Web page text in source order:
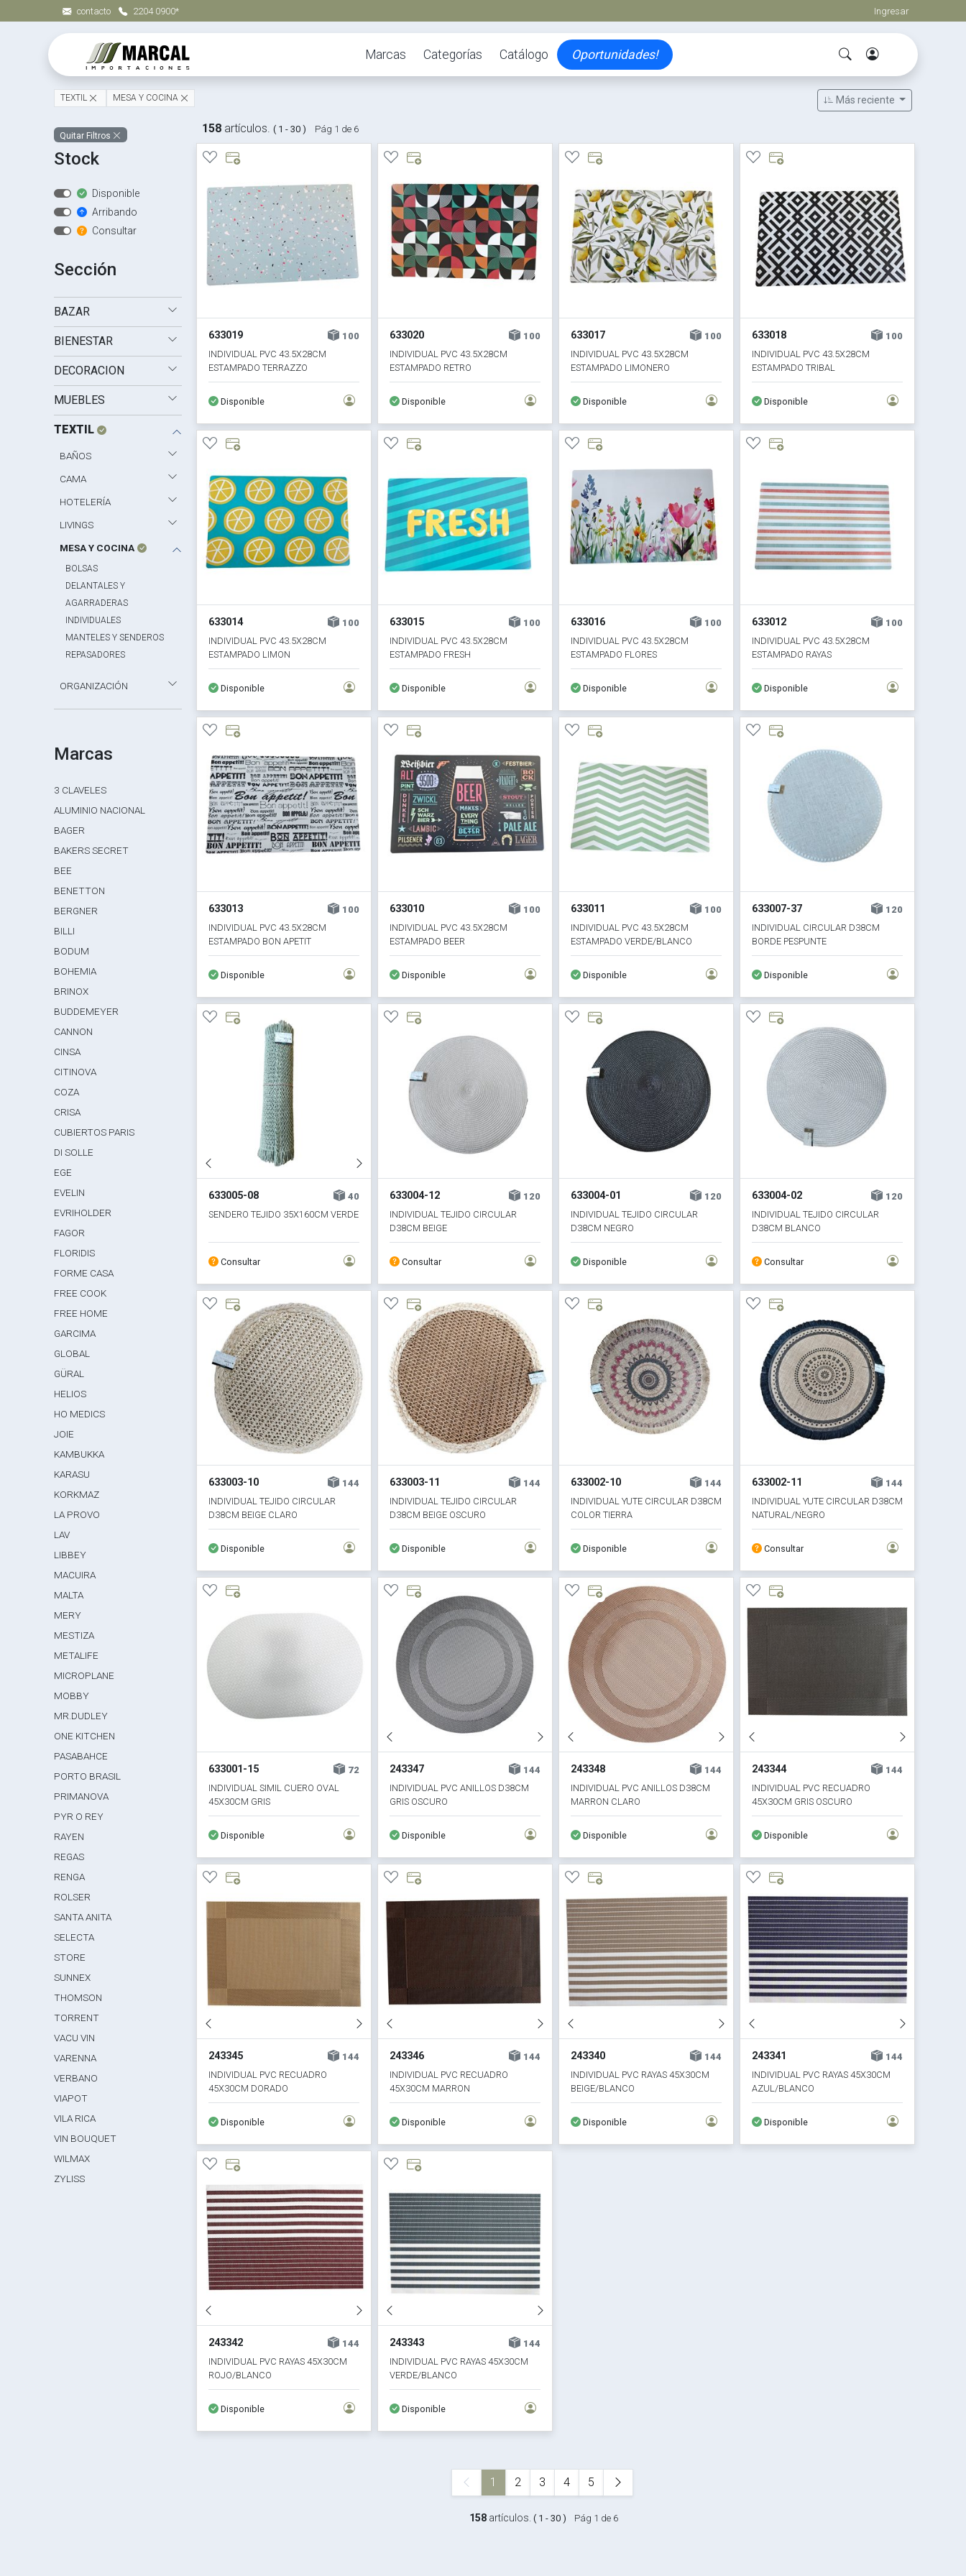
contacto 2204 0900* Ingresar
Marcas Categorías Catálogo Oportunidades!
Más reciente
TEXTIL MESA Y COCINA
Quitar Filtros
Stock
Disponible
Arribando
Consultar
Sección
BAZAR
BIENESTAR
DECORACION
MUEBLES
TEXTIL
BAÑOS
CAMA
HOTELERÍA
LIVINGS
MESA Y COCINA
BOLSAS
DELANTALES Y
AGARRADERAS
INDIVIDUALES
MANTELES Y SENDEROS
REPASADORES
ORGANIZACIÓN
Marcas
3 CLAVELES
ALUMINIO NACIONAL
BAGER
BAKERS SECRET
BEE
BENETTON
BERGNER
BILLI
BODUM
BOHEMIA
BRINOX
BUDDEMEYER
CANNON
CINSA
CITINOVA
COZA
CRISA
CUBIERTOS PARIS
DI SOLLE
EGE
EVELIN
EVRIHOLDER
FAGOR
FLORIDIS
FORME CASA
FREE COOK
FREE HOME
GARCIMA
GLOBAL
GÜRAL
HELIOS
HO MEDICS
JOIE
KAMBUKKA
KARASU
KORKMAZ
LA PROVO
LAV
LIBBEY
MACUIRA
MALTA
MERY
MESTIZA
METALIFE
MICROPLANE
MOBBY
MR.DUDLEY
ONE KITCHEN
PASABAHCE
PORTO BRASIL
PRIMANOVA
PYR O REY
RAYEN
REGAS
RENGA
ROLSER
SANTA ANITA
SELECTA
STORE
SUNNEX
THOMSON
TORRENT
VACU VIN
VARENNA
VERBANO
VIAPOT
VILA RICA
VIN BOUQUET
WILMAX
ZYLISS
633019
100
INDIVIDUAL PVC 43.5X28CM
ESTAMPADO TERRAZZO
Disponible
633020
100
INDIVIDUAL PVC 43.5X28CM
ESTAMPADO RETRO
Disponible
633017
100
INDIVIDUAL PVC 43.5X28CM
ESTAMPADO LIMONERO
Disponible
633018
100
INDIVIDUAL PVC 43.5X28CM
ESTAMPADO TRIBAL
Disponible
633014
100
INDIVIDUAL PVC 43.5X28CM
ESTAMPADO LIMON
Disponible
633015
100
INDIVIDUAL PVC 43.5X28CM
ESTAMPADO FRESH
Disponible
633016
100
INDIVIDUAL PVC 43.5X28CM
ESTAMPADO FLORES
Disponible
633012
100
INDIVIDUAL PVC 43.5X28CM
ESTAMPADO RAYAS
Disponible
633013
100
INDIVIDUAL PVC 43.5X28CM
ESTAMPADO BON APETIT
Disponible
633010
100
INDIVIDUAL PVC 43.5X28CM
ESTAMPADO BEER
Disponible
633011
100
INDIVIDUAL PVC 43.5X28CM
ESTAMPADO VERDE/BLANCO
Disponible
633007-37
120
INDIVIDUAL CIRCULAR D38CM
BORDE PESPUNTE
Disponible
633005-08
40
SENDERO TEJIDO 35X160CM VERDE
Consultar
633004-12
120
INDIVIDUAL TEJIDO CIRCULAR
D38CM BEIGE
Consultar
633004-01
120
INDIVIDUAL TEJIDO CIRCULAR
D38CM NEGRO
Disponible
633004-02
120
INDIVIDUAL TEJIDO CIRCULAR
D38CM BLANCO
Consultar
633003-10
144
INDIVIDUAL TEJIDO CIRCULAR
D38CM BEIGE CLARO
Disponible
633003-11
144
INDIVIDUAL TEJIDO CIRCULAR
D38CM BEIGE OSCURO
Disponible
633002-10
144
INDIVIDUAL YUTE CIRCULAR D38CM
COLOR TIERRA
Disponible
633002-11
144
INDIVIDUAL YUTE CIRCULAR D38CM
NATURAL/NEGRO
Consultar
633001-15
72
INDIVIDUAL SIMIL CUERO OVAL
45X30CM GRIS
Disponible
243347
144
INDIVIDUAL PVC ANILLOS D38CM
GRIS OSCURO
Disponible
243348
144
INDIVIDUAL PVC ANILLOS D38CM
MARRON CLARO
Disponible
243344
144
INDIVIDUAL PVC RECUADRO
45X30CM GRIS OSCURO
Disponible
243345
144
INDIVIDUAL PVC RECUADRO
45X30CM DORADO
Disponible
243346
144
INDIVIDUAL PVC RECUADRO
45X30CM MARRON
Disponible
243340
144
INDIVIDUAL PVC RAYAS 45X30CM
BEIGE/BLANCO
Disponible
243341
144
INDIVIDUAL PVC RAYAS 45X30CM
AZUL/BLANCO
Disponible
243342
144
INDIVIDUAL PVC RAYAS 45X30CM
ROJO/BLANCO
Disponible
243343
144
INDIVIDUAL PVC RAYAS 45X30CM
VERDE/BLANCO
Disponible
1 2 3 4 5
158 artículos.( 1 - 30 ) Pág 1 de 6
158artículos. ( 1 - 30 ) Pág 1 de 6